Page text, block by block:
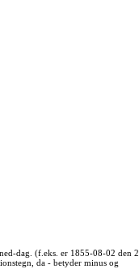
dag. (f.eks. er 1855-08-02 den 2.
da - betyder minus og